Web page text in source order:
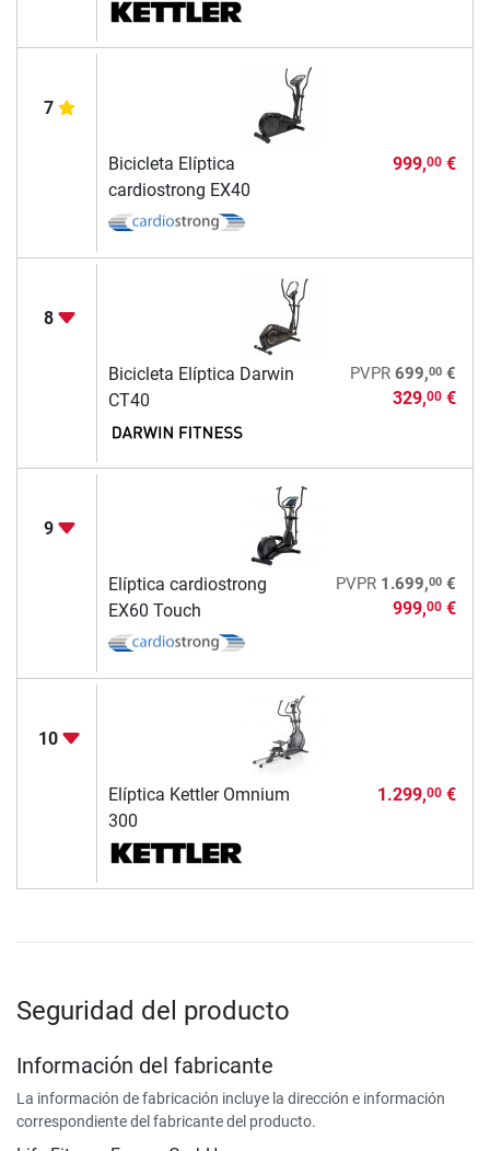
7
Bicicleta Elíptica
cardiostrong EX40
999,00€
8
Bicicleta Elíptica Darwin
CT40
PVPR 699,00€
329,00€
9
Elíptica cardiostrong
EX60 Touch
PVPR 1.699,00€
999,00€
10
Elíptica Kettler Omnium
300
1.299,00€
Seguridad del producto
Información del fabricante
La información de fabricación incluye la dirección e información
correspondiente del fabricante del producto.